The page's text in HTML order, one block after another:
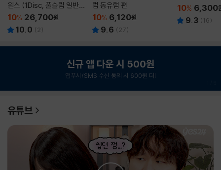
원스 (1Disc, 풀슬립 일반
판) : 블루레이
10% 26,700원
10.0 ( 2)
럽 동유럽 편
10% 6,120원
9.6 ( 27)
10% 6,300
9.3 (16)
신규 앱 다운 시 500원
앱푸시/SMS 수신 동의 시 600원 더!
유튜브